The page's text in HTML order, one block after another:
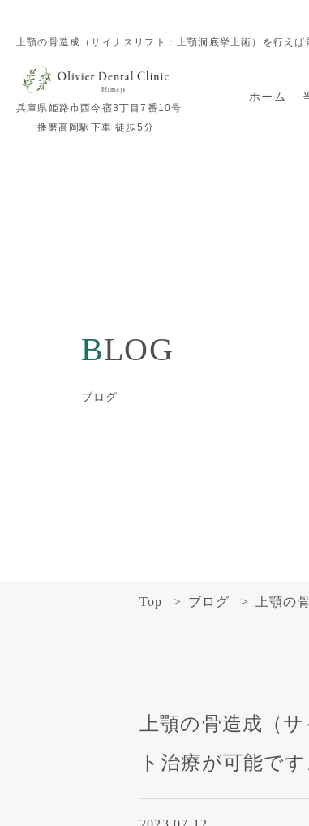
上顎の骨造成（サイナスリフト：上顎洞底挙上術）を行え
兵庫県姫路市西今宿3丁目7番10号
播磨高岡駅下車 徒歩5分
ホーム
BLOG
ブログ
Top ブログ 上顎の
上顎の骨造成（
ト治療が可能です